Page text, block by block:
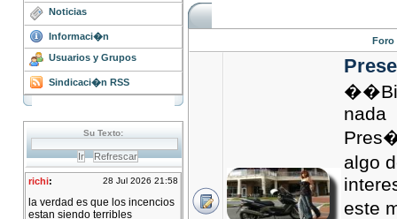
Noticias
Informaci�n
Usuarios y Grupos
Sindicaci�n RSS
Foro
nada
algo
este